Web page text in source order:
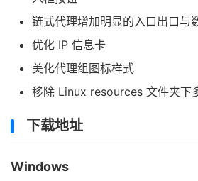
链式代理增加明显的入口出口与
优化 IP 信息卡
美化代理组图标样式
移除 Linux resources 文件夹下
下载地址
Windows